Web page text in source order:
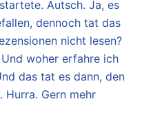
Autsch. Ja, es
dennoch tat das
nicht lesen?
woher erfahre ich
das tat es dann, den
Hurra. Gern mehr